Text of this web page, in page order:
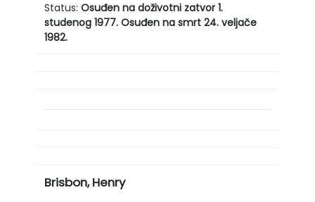
Status: Osuđen na doživotni zatvor 1.
studenog 1977. Osuđen na smrt 24. veljače
1982.
Brisbon, Henry